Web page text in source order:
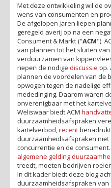
Met deze ontwikkeling wil de
wens van consumenten en
De afgelopen jaren liepen
geregeld averij op na een
Consument & Markt ("ACM").
van plannen tot het sluiten
verduurzamen van
riepen de nodige discussie op.
plannen de voordelen van de
opwogen tegen de nadelige
mededinging. Daarom waren
onverenigbaar met het
Weliswaar biedt ACM
duurzaamheidsafspraken
kartelverbod, recent
duurzaamheidsafspraken niet
concurrentie en de
algemene gelding
treedt, moeten bedrijven
In dit kader biedt deze blog
duurzaamheidsafspraken van